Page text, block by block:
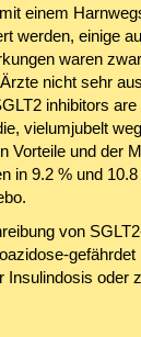
einem
werden, einige
waren
nicht sehr
inhibitors
vielumjubelt
Vorteile und der
in 9.2 % und
von
oder